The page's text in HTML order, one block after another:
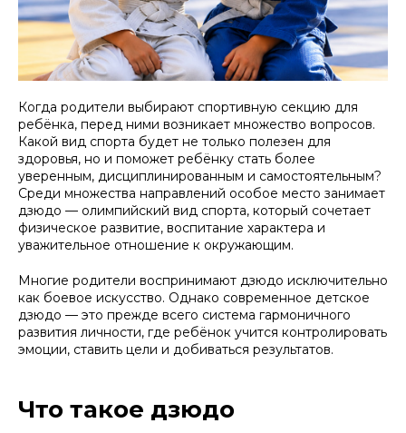
Когда родители выбирают спортивную секцию для
ребёнка, перед ними возникает множество вопросов.
Какой вид спорта будет не только полезен для
здоровья, но и поможет ребёнку стать более
уверенным, дисциплинированным и самостоятельным?
Среди множества направлений особое место занимает
дзюдо — олимпийский вид спорта, который сочетает
физическое развитие, воспитание характера и
уважительное отношение к окружающим.
Многие родители воспринимают дзюдо исключительно
как боевое искусство. Однако современное детское
дзюдо — это прежде всего система гармоничного
развития личности, где ребёнок учится контролировать
эмоции, ставить цели и добиваться результатов.
Что такое дзюдо